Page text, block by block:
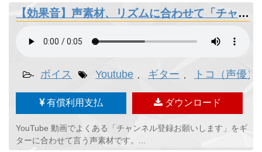
【効果音】声素材、リズムに合わせて「チャンネル登録よろしくね」
- ボイス Youtube ギター トコ（声優）
有償利用支払 ダウンロード
YouTube 動画でよくある「チャンネル登録お願いします」をギ
ターに合わせて言う声素材です。...